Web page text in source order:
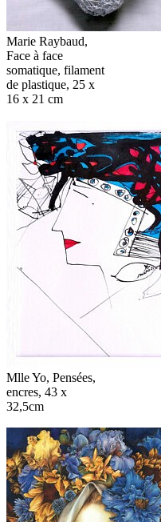
Marie Raybaud,
Face à face
somatique, filament
de plastique, 25 x
16 x 21 cm
Mlle Yo, Pensées,
encres, 43 x
32,5cm